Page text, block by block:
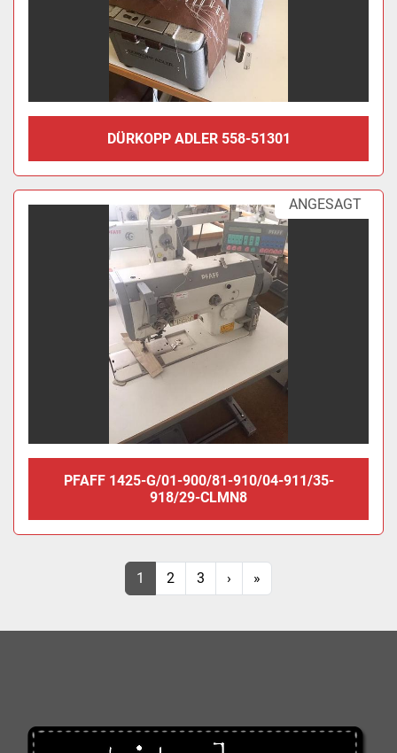
DÜRKOPP ADLER 558-51301
ANGESAGT
PFAFF 1425-G/01-900/81-910/04-911/35-
918/29-CLMN8
1 2 3 › »